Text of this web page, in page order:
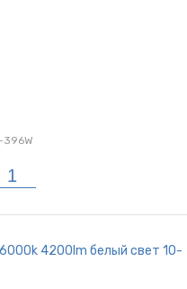
396W
4200lm белый свет 10-